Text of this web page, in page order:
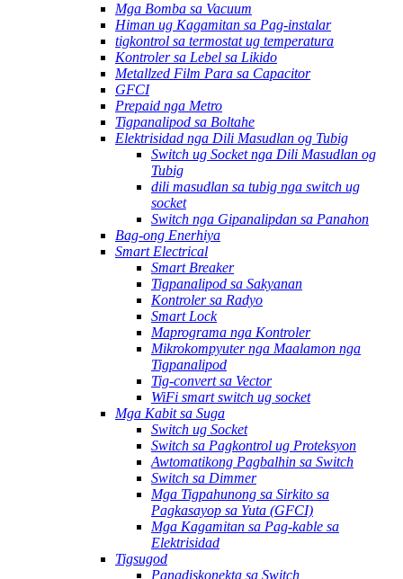
Mga Bomba sa Vacuum
Himan ug Kagamitan sa Pag-instalar
tigkontrol sa termostat ug temperatura
Kontroler sa Lebel sa Likido
Metallzed Film Para sa Capacitor
GFCI
Prepaid nga Metro
Tigpanalipod sa Boltahe
Elektrisidad nga Dili Masudlan og Tubig
Switch ug Socket nga Dili Masudlan og
Tubig
dili masudlan sa tubig nga switch ug
socket
Switch nga Gipanalipdan sa Panahon
Bag-ong Enerhiya
Smart Electrical
Smart Breaker
Tigpanalipod sa Sakyanan
Kontroler sa Radyo
Smart Lock
Maprograma nga Kontroler
Mikrokompyuter nga Maalamon nga
Tigpanalipod
Tig-convert sa Vector
WiFi smart switch ug socket
Mga Kabit sa Suga
Switch ug Socket
Switch sa Pagkontrol ug Proteksyon
Awtomatikong Pagbalhin sa Switch
Switch sa Dimmer
Mga Tigpahunong sa Sirkito sa
Pagkasayop sa Yuta (GFCI)
Mga Kagamitan sa Pag-kable sa
Elektrisidad
Tigsugod
Pangdiskonekta sa Switch